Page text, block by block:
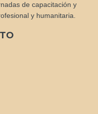
de capacitación y
y humanitaria.